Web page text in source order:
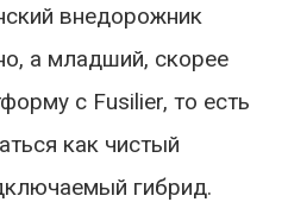
внедорожник
а младший, скорее
с Fusilier, то есть
как чистый
гибрид.